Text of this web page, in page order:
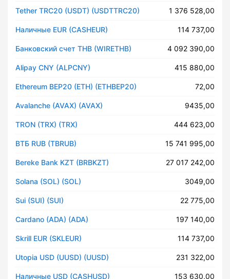
Tether TRC20 (USDT) (USDTTRC20) 1 376 528,00
Наличные EUR (CASHEUR) 114 737,00
Банковский счет THB (WIRETHB) 4 092 390,00
Alipay CNY (ALPCNY) 415 880,00
Ethereum BEP20 (ETH) (ETHBEP20) 72,00
Avalanche (AVAX) (AVAX) 9435,00
TRON (TRX) (TRX) 444 623,00
ВТБ RUB (TBRUB) 15 741 995,00
Bereke Bank KZT (BRBKZT) 27 017 242,00
Solana (SOL) (SOL) 3049,00
Sui (SUI) (SUI) 22 775,00
Cardano (ADA) (ADA) 197 140,00
Skrill EUR (SKLEUR) 114 737,00
Utopia USD (UUSD) (UUSD) 231 322,00
Наличные USD (CASHUSD) 153 630,00